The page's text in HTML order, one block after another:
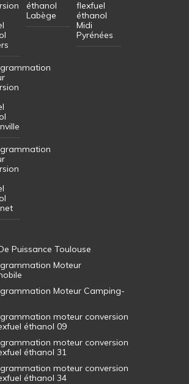
éthanol
Labège
flexfuel
éthanol
Midi
Pyrénées
Puissance Toulouse
Moteur
Moteur Camping-
moteur conversion
éthanol 09
moteur conversion
éthanol 31
moteur conversion
éthanol 34